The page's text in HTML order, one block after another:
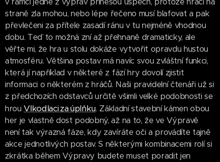
straně zla mohou, nebo lépe řečeno musí blafovat a pak
převlečeni za přítele zasadí ránu v tu nejméně vhodnou
dobu. Teď to možná zní až přehnaně dramaticky, ale
věřte mi, že hra u stolu dokáže vytvořit opravdu hustou
atmosféru. Většina postav má navíc svou zvláštní funkci,
která jí například v některé z fází hry dovolí zjistit
informaci o některém z hráčů. Naši pravidelní čtenáři už si
z předchozích odstavců určitě všimli velké podobnosti se
hrouVlkodlaci za úplňku. Základní stavební kámen obou
her je vlastně dost podobný, až na to, že ve Výpravě
není tak výrazná fáze, kdy zavíráte oči a provádíte tajně
akce jednotlivých postav. S některými kombinacemi rolí si
zkrátka během Výpravy budete muset poradit jen